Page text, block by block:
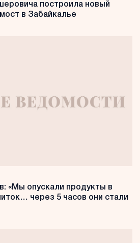
построила новый
в Забайкалье
«Мы опускали продукты в
через 5 часов они стали